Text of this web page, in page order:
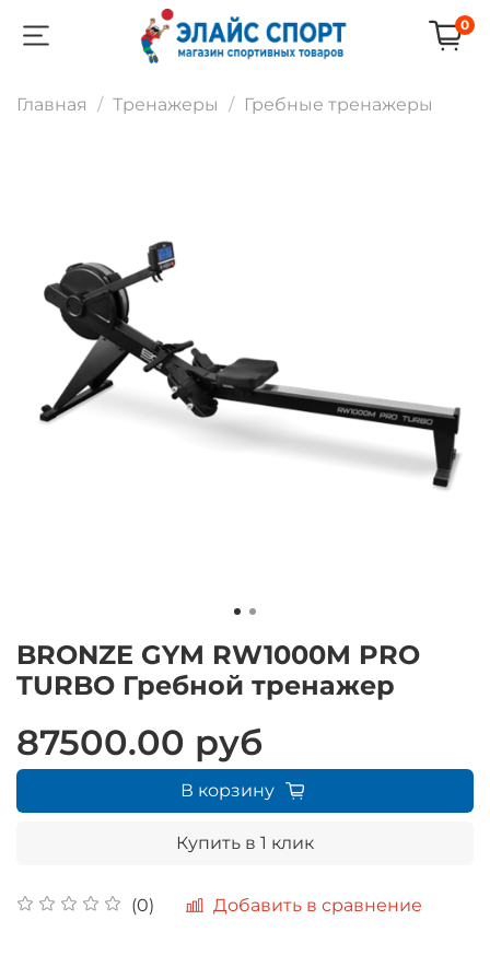
0
Главная Тренажеры Гребные тренажеры
BRONZE GYM RW1000M PRO
TURBO Гребной тренажер
(0) Добавить в сравнение
87500.00 руб
В корзину
Купить в 1 клик